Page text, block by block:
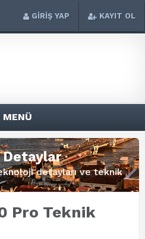
GİRİŞ YAP KAYIT OL
MENÜ
detayları ve teknik
Pro Teknik